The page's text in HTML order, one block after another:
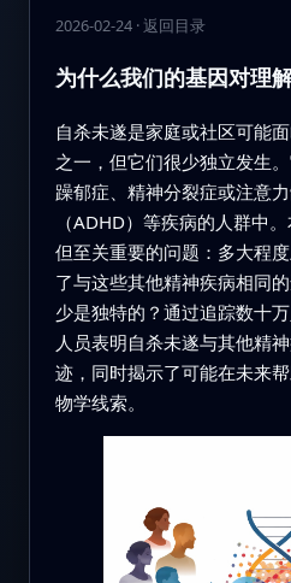
2026-02-24· 返回目录
为什么我们的基因对理
自杀未遂是家庭或社区可能
之一，但它们很少独立发生
躁郁症、精神分裂症或注意
（ADHD）等疾病的人群中
但至关重要的问题：多大程
了与这些其他精神疾病相同
少是独特的？通过追踪数十
人员表明自杀未遂与其他精
迹，同时揭示了可能在未来
物学线索。